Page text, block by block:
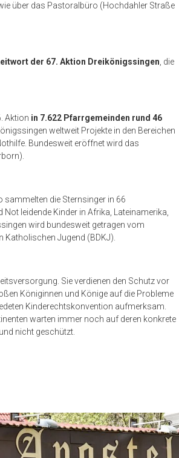
über das Pastoralbüro (Hochdahler Straße
der 67. Aktion Dreikönigssingen , die
Aktion in 7.622 Pfarrgemeinden rund 46
weltweit Projekte in den Bereichen
Bundesweit eröffnet wird das
sammelten die Sternsinger in 66
leidende Kinder in Afrika, Lateinamerika,
wird bundesweit getragen vom
Katholischen Jugend (BDKJ).
Sie verdienen den Schutz vor
Königinnen und Könige auf die Probleme
Kinderechtskonvention aufmerksam.
warten immer noch auf deren konkrete
nicht geschützt.